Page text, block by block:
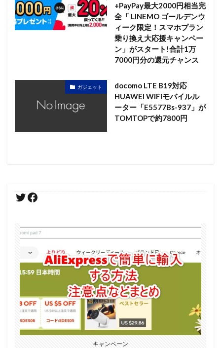
+PayPay最大2000円相当完
全「 LINEMO ゴールデンウ
ィーク限定！スマホプラン
乗り換え大応援キャンペー
ン」がスタート!合計1万
7000円分の還元チャンス
ガジェット
docomo LTE B19対応
HUAWEI WiFiモバイルル
ーター「E5577Bs-937」が
TOMTOPで約7800円
キャンペーン